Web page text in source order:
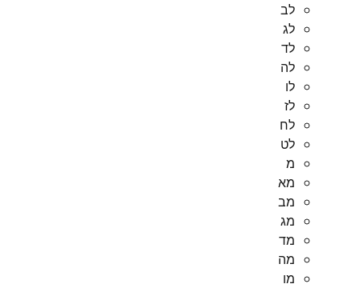
לב
לג
לד
לה
לו
לז
לח
לט
מ
מא
מב
מג
מד
מה
מו